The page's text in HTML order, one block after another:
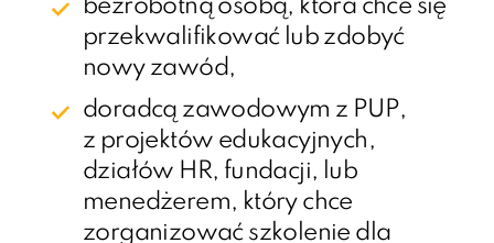
bezrobotną osobą, która chce się
przekwalifikować lub zdobyć
nowy zawód,
doradcą zawodowym z PUP,
z projektów edukacyjnych,
działów HR, fundacji, lub
menedżerem, który chce
zorganizować szkolenie dla